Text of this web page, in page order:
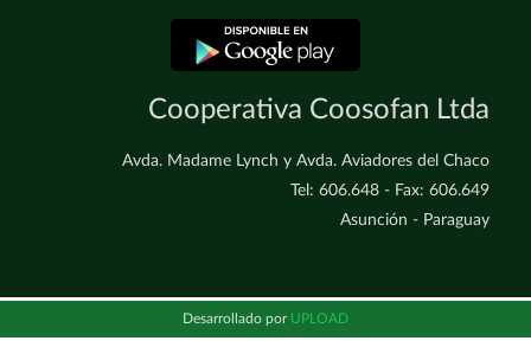
Cooperativa Coosofan Ltda
Avda. Madame Lynch y Avda. Aviadores del Chaco
Tel: 606.648 - Fax: 606.649
Asunción - Paraguay
Desarrollado por UPLOAD